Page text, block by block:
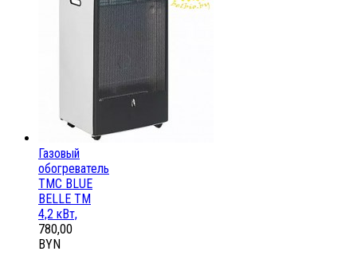
Газовый
обогреватель
ТМС BLUE
BELLE ТМ
4,2 кВт,
780,00
BYN